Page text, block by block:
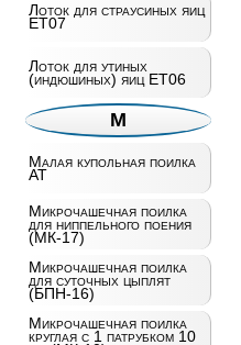
Лоток для страусиных яиц
ET07
Лоток для утиных
(индюшиных) яиц ET06
М
Малая купольная поилка
AT
Микрочашечная поилка
для ниппельного поения
(МК-17)
Микрочашечная поилка
для суточных цыплят
(БПН-16)
Микрочашечная поилка
круглая с 1 патрубком 10